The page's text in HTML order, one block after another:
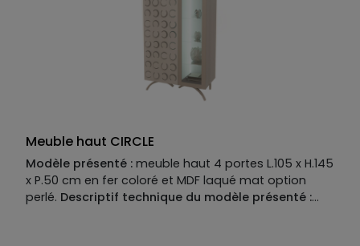
Meuble haut CIRCLE
Modèle présenté : meuble haut 4 portes L.105 x H.145
x P.50 cm en fer coloré et MDF laqué mat option
perlé. Descriptif technique du modèle présenté :